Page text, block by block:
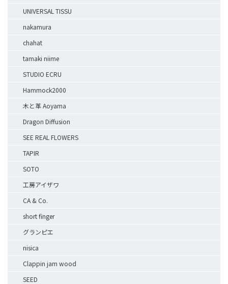
UNIVERSAL TISSU
nakamura
chahat
tamaki niime
STUDIO ECRU
Hammock2000
木と革 Aoyama
Dragon Diffusion
SEE REAL FLOWERS
TAPIR
SOTO
工房アイザワ
CA & Co.
short finger
グランピエ
nisica
Clappin jam wood
SEED